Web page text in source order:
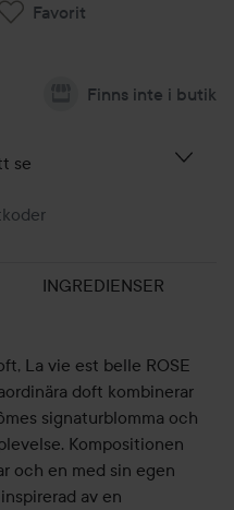
Favorit
Finns inte i butik
se
INGREDIENSER
La vie est belle ROSE
doft kombinerar
signaturblomma och
Kompositionen
och en med sin egen
av en